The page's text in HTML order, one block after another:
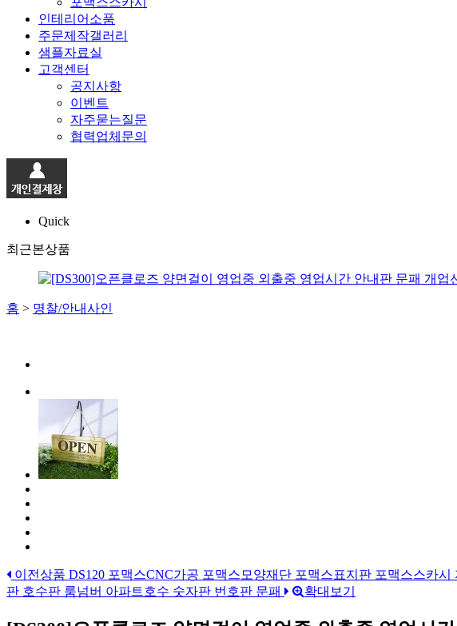
인테리어소품
주문제작갤러리
샘플자료실
고객센터
공지사항
이벤트
자주묻는질문
협력업체문의
Quick
최근본상품
홈 > 명찰/안내사인
이전상품 DS120 포맥스CNC가공 포맥스모양재단 포맥스표지판 포맥스스카
판 호수판 룸넘버 아파트호수 숫자판 번호판 문패
확대보기